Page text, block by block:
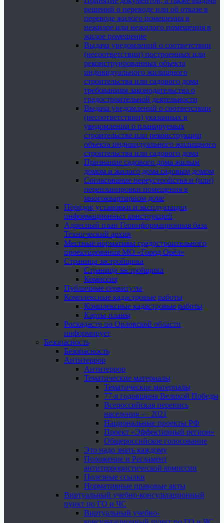
решений о переводе или об отказе в
переводе жилого помещения в
нежилое или нежилого помещения в
жилое помещение
Выдача уведомлений о соответствии
(несоответствии) построенных или
реконструированных объекта
индивидуального жилищного
строительства или садового дома
требованиям законодательства о
градостроительной деятельности
Выдача уведомлений о соответствии
(несоответствии) указанных в
уведомлении о планируемых
строительстве или реконструкции
объекта индивидуального жилищного
строительства или садового дома
Признание садового дома жилым
домом и жилого дома садовым домом
Согласование переустройства и (или)
перепланировки помещения в
многоквартирном доме
Порядок установки и эксплуатации
информационных конструкций
Адресный план Геоинформационная база
Технический архив
Местные нормативы градостроительного
проектирования МО «Город Орёл»
Страница застройщика
Страница застройщика
Комиссия
Публичные сервитуты
Комплексные кадастровые работы
Комплексные кадастровые работы
Карты-планы
Роскадастр по Орловской области
информирует
Безопасность
Безопасность
Антитеррор
Антитеррор
Тематические материалы
Тематические материалы
77-я годовщина Великой Победы
Всероссийская перепись
населения — 2021
Национальные проекты РФ
Проект «Эффективный регион»
Общероссийское голосование
Это надо знать каждому
Положение и Регламент
антитеррористической комиссии
Полезные ссылки
Нормативные правовые акты
Виртуальный учебно-консультационный
пункт по ГО и ЧС
Виртуальный учебно-